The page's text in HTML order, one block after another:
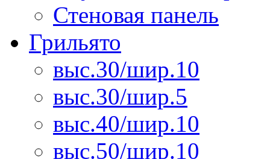
Стеновая панель
Грильято
выс.30/шир.10
выс.30/шир.5
выс.40/шир.10
выс.50/шир.10